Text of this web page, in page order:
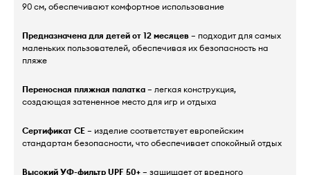
90 см, обеспечивают комфортное использование
Предназначена для детей от 12 месяцев – подходит для самых
маленьких пользователей, обеспечивая их безопасность на
пляже
Переносная пляжная палатка – легкая конструкция,
создающая затененное место для игр и отдыха
Сертификат CE – изделие соответствует европейским
стандартам безопасности, что обеспечивает спокойный отдых
Высокий УФ-фильтр UPF 50+ – защищает от вредного